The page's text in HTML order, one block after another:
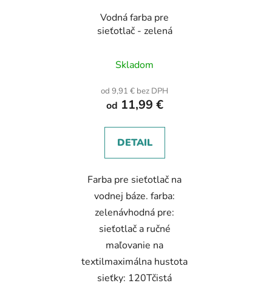
Vodná farba pre
sieťotlač - zelená
Skladom
od 9,91 € bez DPH
od 11,99 €
DETAIL
Farba pre sieťotlač na
vodnej báze. farba:
zelenávhodná pre:
sieťotlač a ručné
maľovanie na
textilmaximálna hustota
sieťky: 120Tčistá